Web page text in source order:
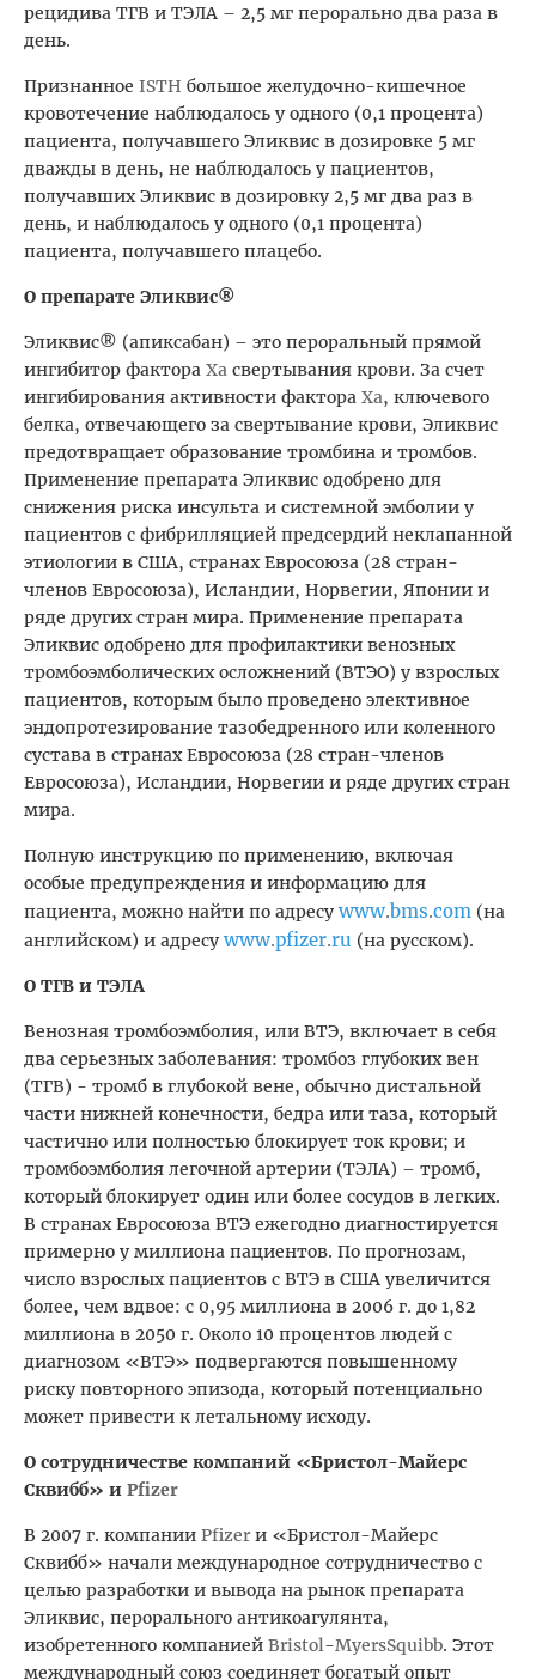
рецидива ТГВ и ТЭЛА – 2,5 мг перорально два раза в
день.
Признанное ISTH большое желудочно-кишечное
кровотечение наблюдалось у одного (0,1 процента)
пациента, получавшего Эликвис в дозировке 5 мг
дважды в день, не наблюдалось у пациентов,
получавших Эликвис в дозировку 2,5 мг два раз в
день, и наблюдалось у одного (0,1 процента)
пациента, получавшего плацебо.
О препарате Эликвис®
Эликвис® (апиксабан) – это пероральный прямой
ингибитор фактора Xa свертывания крови. За счет
ингибирования активности фактора Xa, ключевого
белка, отвечающего за свертывание крови, Эликвис
предотвращает образование тромбина и тромбов.
Применение препарата Эликвис одобрено для
снижения риска инсульта и системной эмболии у
пациентов с фибрилляцией предсердий неклапанной
этиологии в США, странах Евросоюза (28 стран-
членов Евросоюза), Исландии, Норвегии, Японии и
ряде других стран мира. Применение препарата
Эликвис одобрено для профилактики венозных
тромбоэмболических осложнений (ВТЭО) у взрослых
пациентов, которым было проведено элективное
эндопротезирование тазобедренного или коленного
сустава в странах Евросоюза (28 стран-членов
Евросоюза), Исландии, Норвегии и ряде других стран
мира.
Полную инструкцию по применению, включая
особые предупреждения и информацию для
пациента, можно найти по адресу www.bms.com (на
английском) и адресу www.pfizer.ru (на русском).
О ТГВ и ТЭЛА
Венозная тромбоэмболия, или ВТЭ, включает в себя
два серьезных заболевания: тромбоз глубоких вен
(ТГВ) - тромб в глубокой вене, обычно дистальной
части нижней конечности, бедра или таза, который
частично или полностью блокирует ток крови; и
тромбоэмболия легочной артерии (ТЭЛА) – тромб,
который блокирует один или более сосудов в легких.
В странах Евросоюза ВТЭ ежегодно диагностируется
примерно у миллиона пациентов. По прогнозам,
число взрослых пациентов с ВТЭ в США увеличится
более, чем вдвое: с 0,95 миллиона в 2006 г. до 1,82
миллиона в 2050 г. Около 10 процентов людей с
диагнозом «ВТЭ» подвергаются повышенному
риску повторного эпизода, который потенциально
может привести к летальному исходу.
О сотрудничестве компаний «Бристол-Майерс
Сквибб» и Pfizer
В 2007 г. компании Pfizer и «Бристол-Майерс
Сквибб» начали международное сотрудничество с
целью разработки и вывода на рынок препарата
Эликвис, перорального антикоагулянта,
изобретенного компанией Bristol-MyersSquibb. Этот
международный союз соединяет богатый опыт